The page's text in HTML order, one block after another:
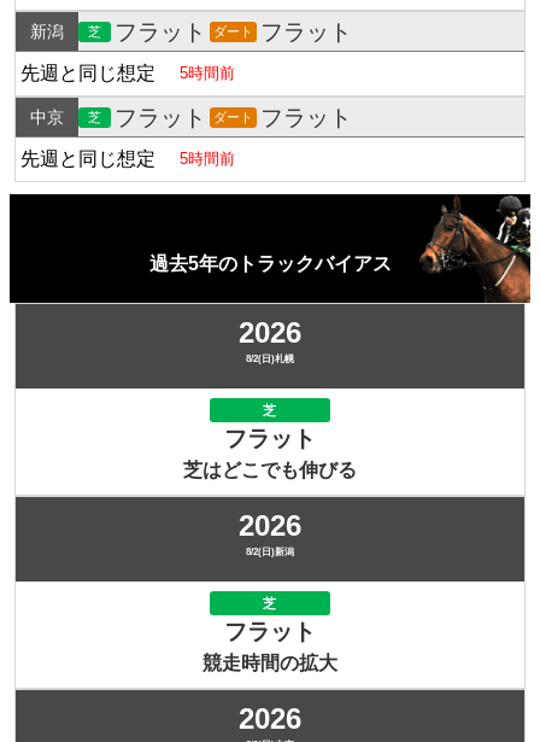
新潟 芝 フラット ダート フラット
先週と同じ想定 5時間前
中京 芝 フラット ダート フラット
先週と同じ想定 5時間前
過去5年のトラックバイアス
2026
8/2(日)札幌
芝
フラット
芝はどこでも伸びる
2026
8/2(日)新潟
芝
フラット
競走時間の拡大
2026